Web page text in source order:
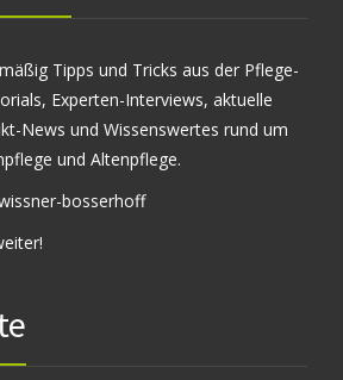
Tipps und Tricks aus der Pflege-
Experten-Interviews, aktuelle
News und Wissenswertes rund um
und Altenpflege.
bosserhoff